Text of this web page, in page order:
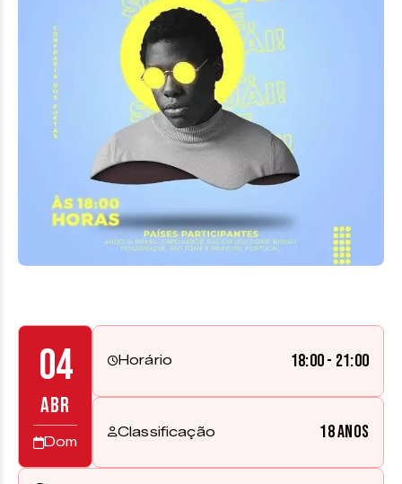
04
ABR
Dom
Horário 18:00 - 21:00
Classificação 18 anos